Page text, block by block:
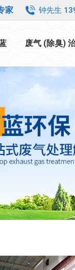
家 钟先生
废气 (除臭)